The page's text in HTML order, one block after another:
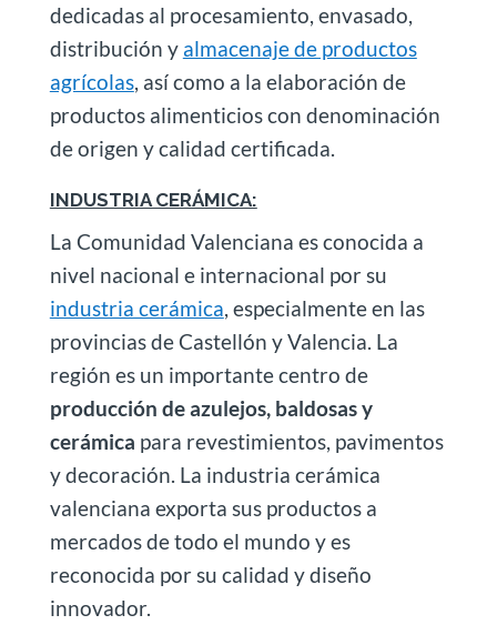
dedicadas al procesamiento, envasado,
distribución y almacenaje de productos
agrícolas, así como a la elaboración de
productos alimenticios con denominación
de origen y calidad certificada.
INDUSTRIA CERÁMICA:
La Comunidad Valenciana es conocida a
nivel nacional e internacional por su
industria cerámica, especialmente en las
provincias de Castellón y Valencia. La
región es un importante centro de
producción de azulejos, baldosas y
cerámica para revestimientos, pavimentos
y decoración. La industria cerámica
valenciana exporta sus productos a
mercados de todo el mundo y es
reconocida por su calidad y diseño
innovador.